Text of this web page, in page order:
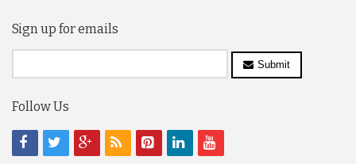
Sign up for emails
Submit
Follow Us